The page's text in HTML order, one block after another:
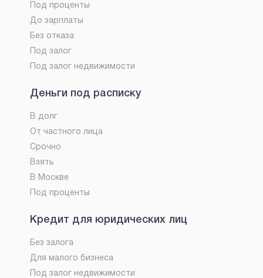
Под проценты
До зарплаты
Без отказа
Под залог
Под залог недвижимости
Деньги под расписку
В долг
От частного лица
Срочно
Взять
В Москве
Под проценты
Кредит для юридических лиц
Без залога
Для малого бизнеса
Под залог недвижимости